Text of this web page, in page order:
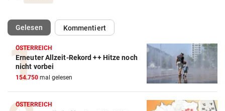
Gelesen(ausgewählt)Kommentiert
ÖSTERREICH
Erneuter Allzeit-Rekord ++ Hitze noch
nicht vorbei
154.750 mal gelesen
ÖSTERREICH